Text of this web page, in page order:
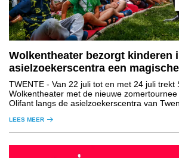
Wolkentheater bezorgt kinderen
asielzoekerscentra een
TWENTE - Van 22 juli tot en met 24 juli trekt
Wolkentheater met de nieuwe
Olifant langs de asielzoekerscentra van
LEES MEER